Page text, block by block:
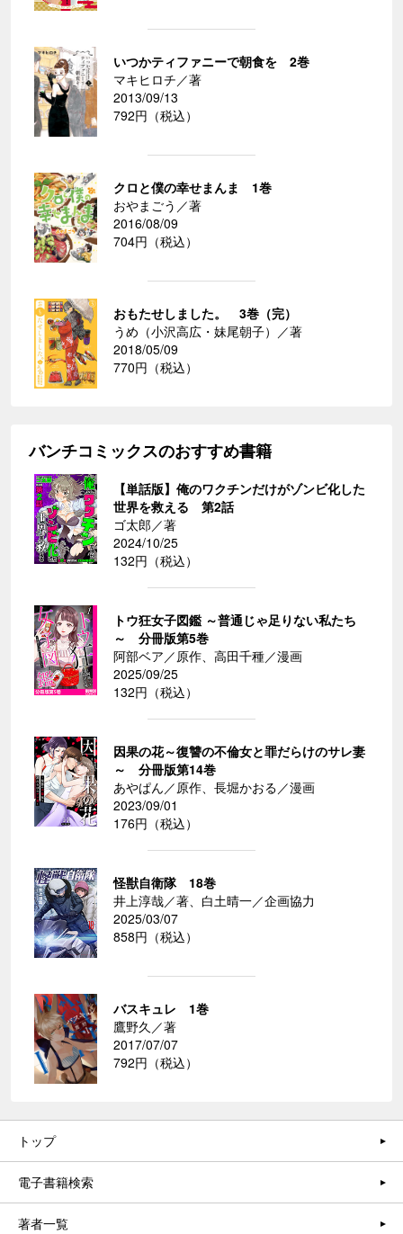
いつかティファニーで朝食を 2巻
マキヒロチ／著
2013/09/13
792円（税込）
クロと僕の幸せまんま 1巻
おやまごう／著
2016/08/09
704円（税込）
おもたせしました。 3巻（完）
うめ（小沢高広・妹尾朝子）／著
2018/05/09
770円（税込）
バンチコミックスのおすすめ書籍
【単話版】俺のワクチンだけがゾンビ化した
世界を救える 第2話
ゴ太郎／著
2024/10/25
132円（税込）
トウ狂女子図鑑 ～普通じゃ足りない私たち
～ 分冊版第5巻
阿部ベア／原作、高田千種／漫画
2025/09/25
132円（税込）
因果の花～復讐の不倫女と罪だらけのサレ妻
～ 分冊版第14巻
あやぱん／原作、長堀かおる／漫画
2023/09/01
176円（税込）
怪獣自衛隊 18巻
井上淳哉／著、白土晴一／企画協力
2025/03/07
858円（税込）
バスキュレ 1巻
鷹野久／著
2017/07/07
792円（税込）
トップ
電子書籍検索
著者一覧